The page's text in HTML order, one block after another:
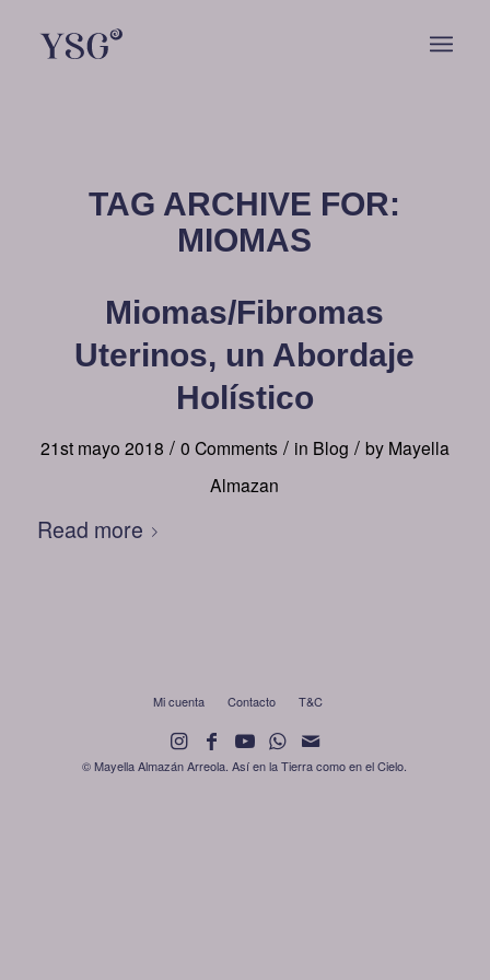
TAG ARCHIVE FOR:
MIOMAS
Miomas/Fibromas
Uterinos, un Abordaje
Holístico
21st mayo 2018 / 0 Comments / in Blog / by Mayella
Almazan
Read more
© Mayella Almazán Arreola. Así en la Tierra como en el Cielo.
Mi cuenta Contacto T&C